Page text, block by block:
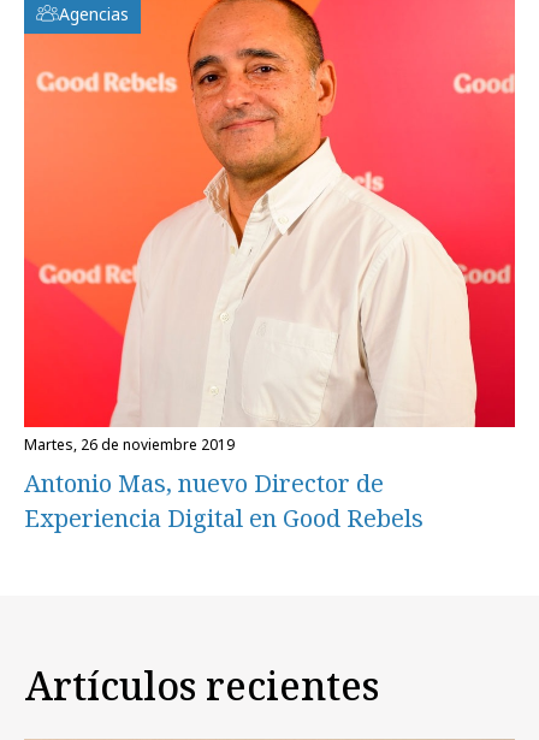
Agencias
martes, 26 de noviembre 2019
Antonio Mas, nuevo Director de
Experiencia Digital en Good Rebels
Artículos recientes